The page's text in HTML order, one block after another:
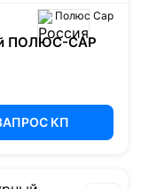
Полюс Сар
ПОЛЮС-САР
КП